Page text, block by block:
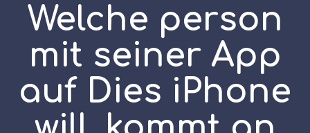
Welche person
mit seiner App
auf Dies iPhone